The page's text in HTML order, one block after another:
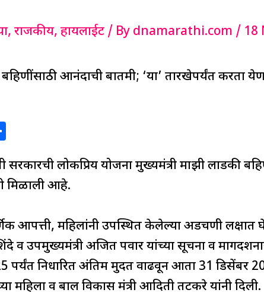
,राजकीय,हायलाईट / By dnamarathi.com / 18
आनंदाची बातमी; ‘या’ तारखेपर्यंत करता
ar
e
सरकारची लोकप्रिय योजना मुख्यमंत्री माझी लाडकी
मिळाली आहे.
आपत्ती, महिलांनी उपस्थित केलेल्या अडचणी लक्षात
उपमुख्यमंत्री अजित पवार यांच्या सूचना व
पर्यंत निर्धारित अंतिम मुदत वाढवून आता 31 डिसेंबर
महिला व बाल विकास मंत्री आदिती तटकरे यांनी दिली.